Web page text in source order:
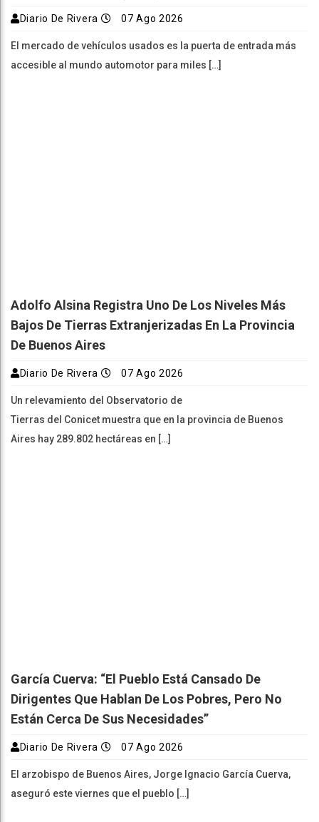
Diario De Rivera 07 Ago 2026
El mercado de vehículos usados es la puerta de entrada más
accesible al mundo automotor para miles […]
Adolfo Alsina Registra Uno De Los Niveles Más
Bajos De Tierras Extranjerizadas En La Provincia
De Buenos Aires
Diario De Rivera 07 Ago 2026
Un relevamiento del Observatorio de
Tierras del Conicet muestra que en la provincia de Buenos
Aires hay 289.802 hectáreas en […]
García Cuerva: “El Pueblo Está Cansado De
Dirigentes Que Hablan De Los Pobres, Pero No
Están Cerca De Sus Necesidades”
Diario De Rivera 07 Ago 2026
El arzobispo de Buenos Aires, Jorge Ignacio García Cuerva,
aseguró este viernes que el pueblo […]